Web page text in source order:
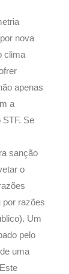
nova
clima
apenas
a
STF. Se
sanção
o
por razões
Um
pelo
uma